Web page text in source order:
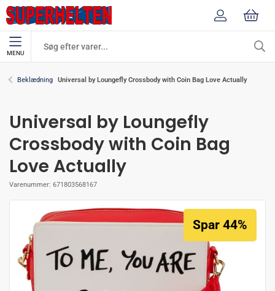
MENU
Beklædning Universal by Loungefly Crossbody with Coin Bag Love Actually
Universal by Loungefly
Crossbody with Coin Bag
Love Actually
Varenummer: 671803568167
Spar 44%